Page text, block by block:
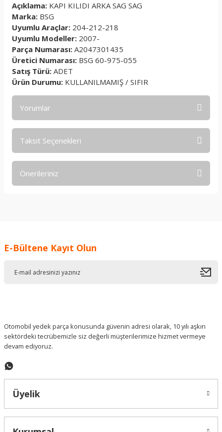
Açıklama: KAPI KILIDI ARKA SAG SAG
Marka: BSG
Uyumlu Araçlar: 204-212-218
Uyumlu Modeller: 2007-
Parça Numarası: A2047301435
Üretici Numarası: BSG 60-975-055
Satış Türü: ADET
Ürün Durumu: KULLANILMAMIŞ / SIFIR
Yorumlar
Taksit Seçenekleri
Önerileriniz
Ürün resmi kalitesiz, bozuk veya görüntülenemiyor.
E-Bültene Kayıt Olun
Otomobil yedek parça konusunda güvenin adresi olarak, 10 yılı aşkın
sektördeki tecrübemizle siz değerli müşterilerimize hizmet vermeye
devam ediyoruz.
Üyelik